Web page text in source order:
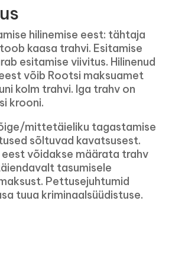
hilinemise eest: tähtaja
kaasa trahvi. Esitamise
esitamise viivitus. Hilinenud
võib Rootsi maksuamet
kolm trahvi. Iga trahv on
krooni.
mittetäieliku tagastamise
sõltuvad kavatsusest.
võidakse määrata trahv
tasumisele
Pettusejuhtumid
tuua kriminaalsüüdistuse.